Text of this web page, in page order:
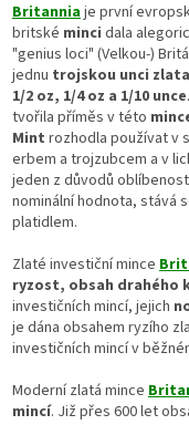
Britanniaje první
britské minci dala
"genius loci" (Velkou-)
jednu trojskou unci zlata
1/2 oz, 1/4 oz a 1/10 unce.
tvořila příměs v této
Mint rozhodla používat v
erbem a trojzubcem a v
jeden z důvodů
nominální hodnota, stává
platidlem.
Zlaté investiční mince
ryzost, obsah drahého
investičních mincí, jejich
je dána obsahem ryzího
investičních mincí v
Moderní zlatá mince
mincí. Již přes 600 let